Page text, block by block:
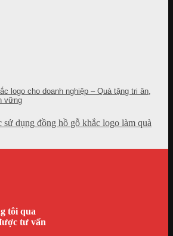
logo cho doanh nghiệp – Quà tặng tri ân,
vững
dụng đồng hồ gỗ khắc logo làm quà
tôi qua
tư vấn